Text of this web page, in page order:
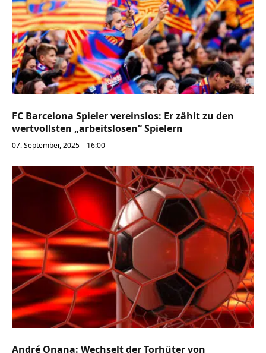
FC Barcelona Spieler vereinslos: Er zählt zu den
wertvollsten „arbeitslosen“ Spielern
07. September, 2025 – 16:00
André Onana: Wechselt der Torhüter von